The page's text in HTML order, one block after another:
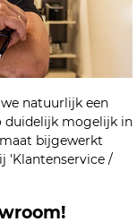
natuurlijk een
duidelijk mogelijk in
bijgewerkt
'Klantenservice /